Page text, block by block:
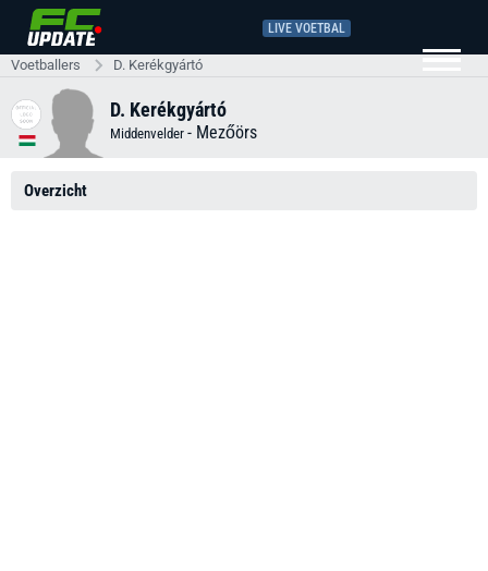
LIVE VOETBAL
Voetballers D. Kerékgyártó
D. Kerékgyártó
Middenvelder - Mezőörs
Overzicht